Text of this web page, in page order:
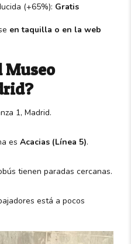
(+65%): Gratis
en taquilla o en la web
Museo
1, Madrid.
es Acacias (Línea 5).
tienen paradas cercanas.
está a pocos